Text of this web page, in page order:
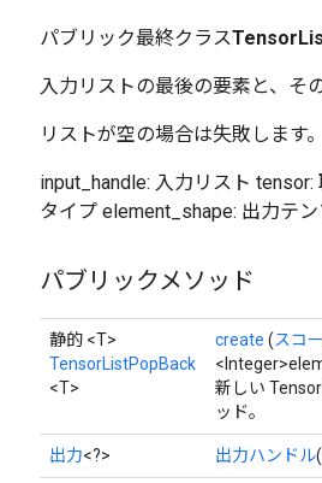
パブリック最終クラス
入力リストの最後の要素と、そ
リストが空の場合は失敗します。
input_handle: 入力リスト
タイプ element_shape: 出力テ
パブリックメソッド
静的 <T>
TensorListPopBack
<T>
create (スコ
新しい
ッド。
出力<?> 出力ハンドル